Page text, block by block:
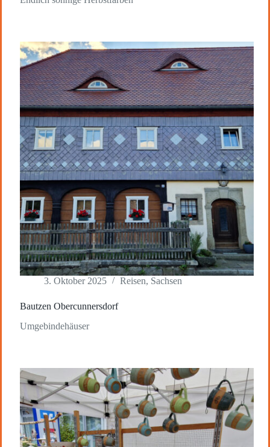
3. Oktober 2025 Reisen, Sachsen
Bautzen Obercunnersdorf
Umgebindehäuser